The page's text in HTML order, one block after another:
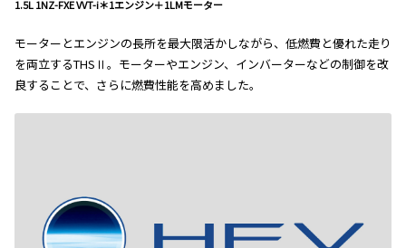
1.5L 1NZ-FXE VVT-i＊1エンジン＋1LMモーター
モーターとエンジンの長所を最大限活かしながら、低燃費と優れた走り
を両立するTHSⅡ。モーターやエンジン、インバーターなどの制御を改
良することで、さらに燃費性能を高めました。